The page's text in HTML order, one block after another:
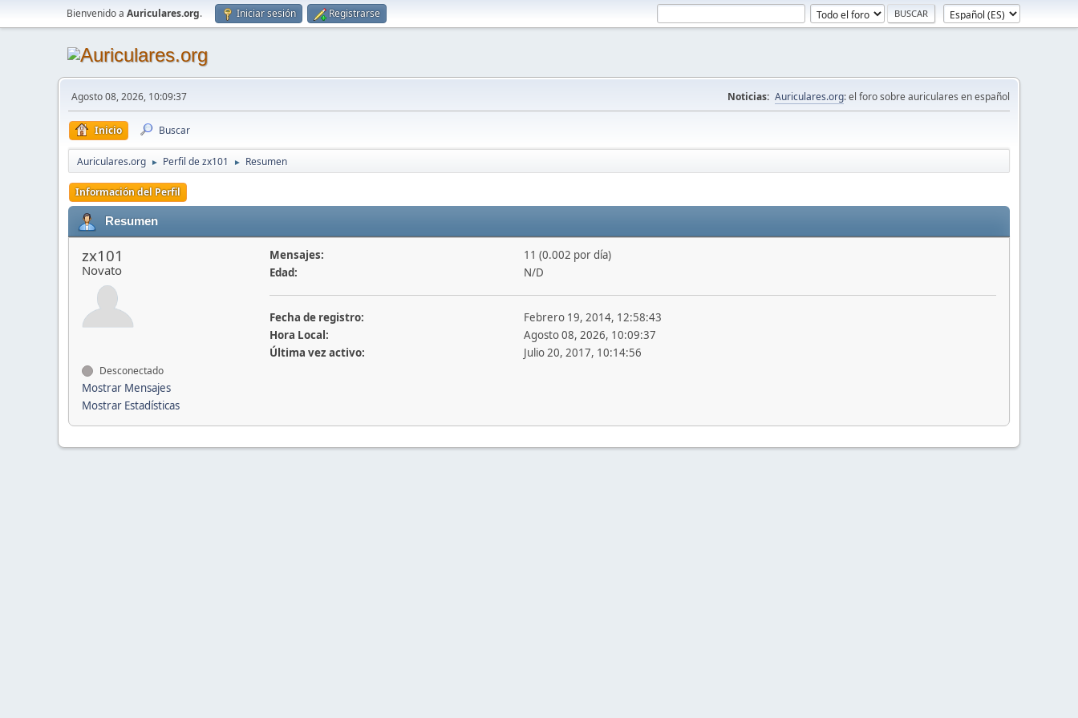
Bienvenido a Auriculares.org. Iniciar sesión Registrarse
Agosto 08, 2026, 10:09:37 Noticias: Auriculares.org: el foro sobre auriculares en español
Inicio Buscar
Auriculares.org ► Perfil de zx101 ► Resumen
Información del Perfil
Resumen
zx101
Novato
Desconectado
Mostrar Mensajes
Mostrar Estadísticas
Mensajes:
11 (0.002 por día)
Edad:
N/D
Fecha de registro:
Febrero 19, 2014, 12:58:43
Hora Local:
Agosto 08, 2026, 10:09:37
Última vez activo:
Julio 20, 2017, 10:14:56